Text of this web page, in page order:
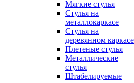
Мягкие стулья
Стулья на
металлокаркасе
Стулья на
деревянном каркасе
Плетеные стулья
Металлические
стулья
Штабелируемые